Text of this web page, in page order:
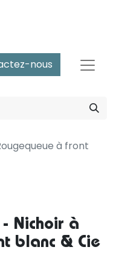
nous
à front
Nichoir à
blanc & Cie